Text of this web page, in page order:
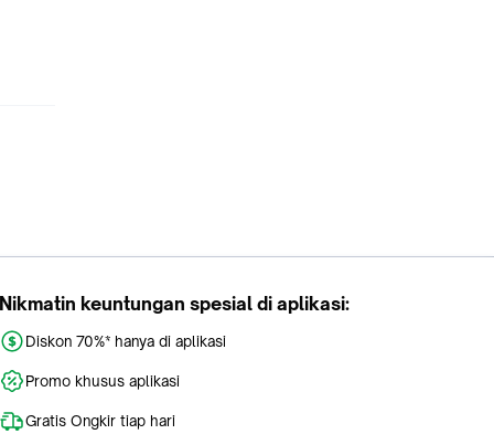
Nikmatin keuntungan spesial di aplikasi:
Diskon 70%* hanya di aplikasi
Promo khusus aplikasi
Gratis Ongkir tiap hari